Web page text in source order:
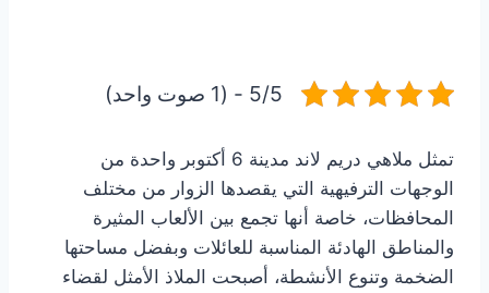
5/5 - (1 صوت واحد)
تمثل ملاهي دريم لاند مدينة 6 أكتوبر واحدة من
الوجهات الترفيهية التي يقصدها الزوار من مختلف
المحافظات، خاصة أنها تجمع بين الألعاب المثيرة
والمناطق الهادئة المناسبة للعائلات وبفضل مساحتها
الضخمة وتنوع الأنشطة، أصبحت الملاذ الأمثل لقضاء